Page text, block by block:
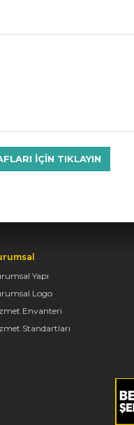
IÇIN TIKLAYIN
Yapı
Logo
Envanteri
Standartları